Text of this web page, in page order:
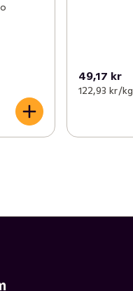
49,17 kr
122,93 kr /kg